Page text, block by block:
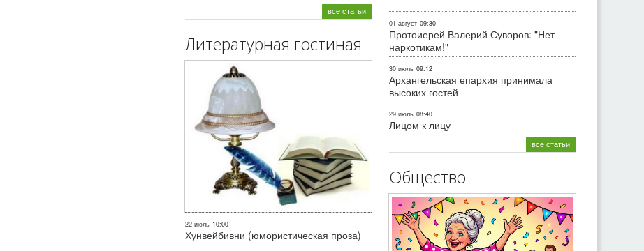
все статьи
Литературная гостиная
22 июль 10:00
Хунвейбивни (юмористическая проза)
01 август 09:30
Протоиерей Валерий Суворов: "Нет
наркотикам!"
30 июль 09:12
Архангельская епархия принимала
высоких гостей
29 июль 08:40
Лицом к лицу
все статьи
Общество